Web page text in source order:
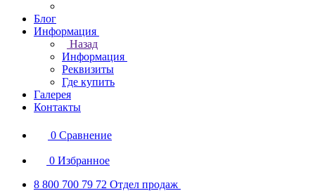
Блог
Информация
Назад
Информация
Реквизиты
Где купить
Галерея
Контакты
0 Сравнение
0 Избранное
8 800 700 79 72 Отдел продаж